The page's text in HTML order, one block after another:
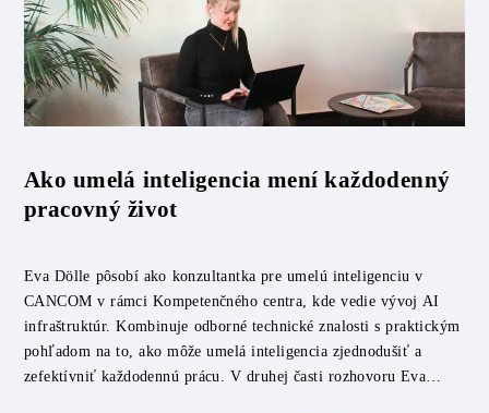
Ako umelá inteligencia mení každodenný
pracovný život
Eva Dölle pôsobí ako konzultantka pre umelú inteligenciu v
CANCOM v rámci Kompetenčného centra, kde vedie vývoj AI
infraštruktúr. Kombinuje odborné technické znalosti s praktickým
pohľadom na to, ako môže umelá inteligencia zjednodušiť a
zefektívniť každodennú prácu. V druhej časti rozhovoru Eva